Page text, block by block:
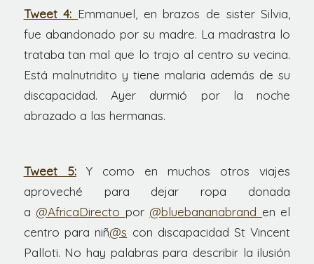
Tweet 4: Emmanuel, en brazos de sister Silvia,
fue abandonado por su madre. La madrastra lo
trataba tan mal que lo trajo al centro su vecina.
Está malnutridito y tiene malaria además de su
discapacidad. Ayer durmió por la noche
abrazado a las hermanas.
Tweet 5:
Y como en muchos otros viajes
aproveché para dejar ropa donada
a @AfricaDirecto por @bluebananabrand en el
centro para niñ@s con discapacidad St Vincent
Palloti. No hay palabras para describir la ilusión